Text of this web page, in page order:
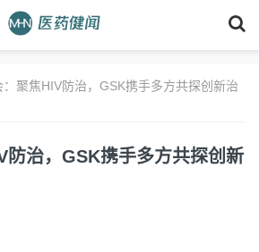
：聚焦HIV防治，GSK携手多方共探创新治
防治，GSK携手多方共探创新